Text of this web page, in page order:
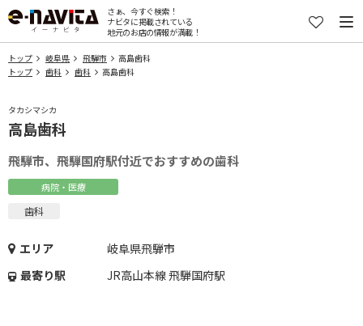
さぁ、今すぐ検索！
ナビタに掲載されている
地元のお店の情報が満載！
トップ 岐阜県 飛騨市
高島歯科
トップ
歯科 歯科 高島歯科
タカシマシカ
高島歯科
飛騨市、飛騨国府駅付近でおすすめの歯科
病院・医療
歯科
エリア
岐阜県飛騨市
最寄り駅
JR高山本線 飛騨国府駅